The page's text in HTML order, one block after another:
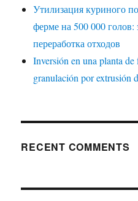
Утилизация куриного
ферме на 500 000
переработка отходов
Inversión en una planta
granulación por extrusión
RECENT COMMENTS